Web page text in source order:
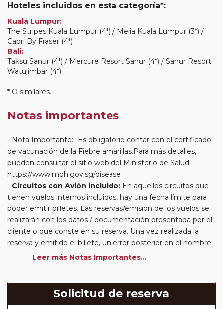
Hoteles incluidos en esta categoría*:
Kuala Lumpur:
The Stripes Kuala Lumpur (4*) / Melia Kuala Lumpur (3*) /
Capri By Fraser (4*)
Bali:
Taksu Sanur (4*) / Mercure Resort Sanur (4*) / Sanur Resort
Watujimbar (4*)
* O similares.
Notas importantes
Nota Importante:- Es obligatorio contar con el certificado
de vacunación de la Fiebre amarillas.Para más detalles,
pueden consultar el sitio web del Ministerio de Salud:
https://www.moh.gov.sg/disease
Circuitos con Avión incluido: En aquellos circuitos que
tienen vuelos internos incluidos, hay una fecha límite para
poder emitir billetes. Las reservas/emisión de los vuelos se
realizarán con los datos / documentación presentada por el
cliente o que conste en su reserva. Una vez realizada la
reserva y emitido el billete, un error posterior en el nombre
o un nombre incompleto, puede provocar la invalidez del
generados de cancelación y nueva emisión. Hacer una
reserva nueva puede implicar la posibilidad de no conseguir
Leer más Notas Importantes...
Solicitud de reserva